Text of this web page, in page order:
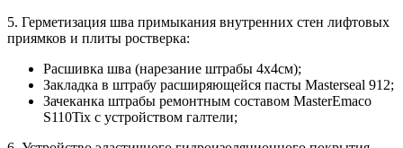
5. Герметизация шва примыкания внутренних стен лифтовых
приямков и плиты ростверка:
Расшивка шва (нарезание штрабы 4х4см);
Закладка в штрабу расширяющейся пасты Masterseal 912;
Зачеканка штрабы ремонтным составом MasterEmaco
S110Tix с устройством галтели;